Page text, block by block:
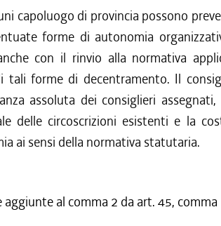
capoluogo di provincia possono
forme di autonomia
con il rinvio alla normativa
tali forme di decentramento. Il
assoluta dei consiglieri
delle circoscrizioni esistenti e la
ai sensi della normativa statutaria.
aggiunte al comma 2 da art. 45,